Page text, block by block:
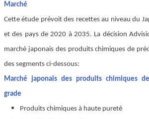
Marché
Cette étude prévoit des recettes au niveau du
et des pays de 2020 à 2035. La décision
marché japonais des produits chimiques de
des segments ci-dessous:
Marché japonais des produits chimiques
grade
Produits chimiques à haute pureté